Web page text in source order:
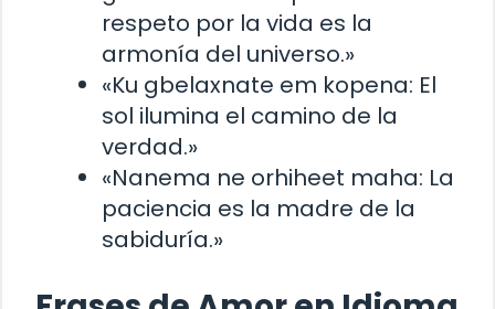
respeto por la vida es la
armonía del universo.»
«Ku gbelaxnate em kopena: El
sol ilumina el camino de la
verdad.»
«Nanema ne orhiheet maha: La
paciencia es la madre de la
sabiduría.»